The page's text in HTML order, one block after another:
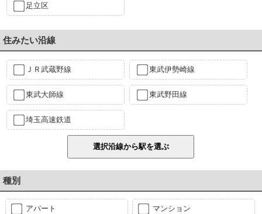
足立区
住みたい沿線
ＪＲ武蔵野線 東武伊勢崎線
東武大師線 東武野田線
埼玉高速鉄道
種別
アパート マンション